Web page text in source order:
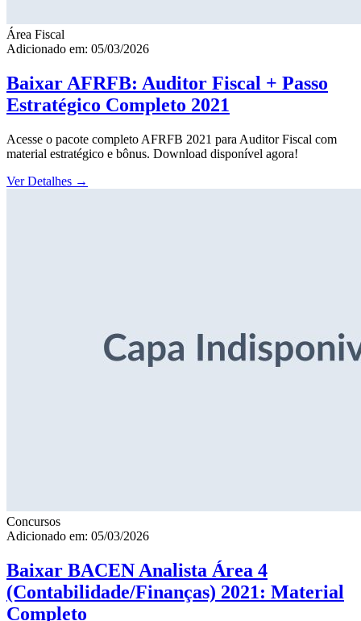
Área Fiscal
Adicionado em: 05/03/2026
Baixar AFRFB: Auditor Fiscal + Passo
Estratégico Completo 2021
Acesse o pacote completo AFRFB 2021 para Auditor Fiscal com
material estratégico e bônus. Download disponível agora!
Ver Detalhes →
Concursos
Adicionado em: 05/03/2026
Baixar BACEN Analista Área 4
(Contabilidade/Finanças) 2021: Material
Completo